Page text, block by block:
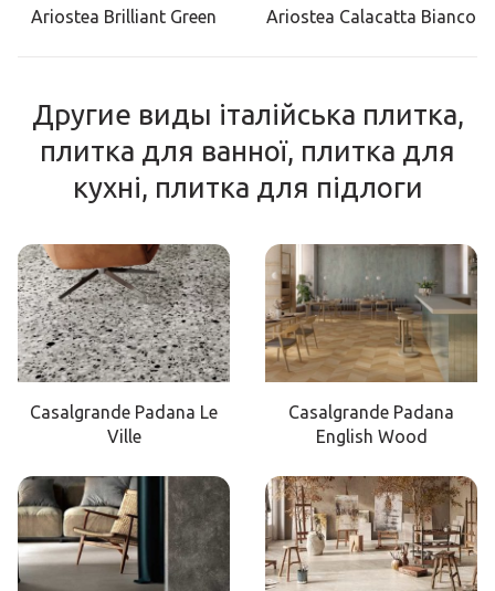
Ariostea Brilliant Green Ariostea Calacatta Bianco
Другие виды італійська плитка,
плитка для ванної, плитка для
кухні, плитка для підлоги
Casalgrande Padana Le
Ville
Casalgrande Padana
English Wood